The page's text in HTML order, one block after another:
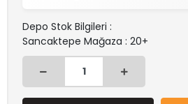
Depo Stok Bilgileri :
Sancaktepe Mağaza : 20+